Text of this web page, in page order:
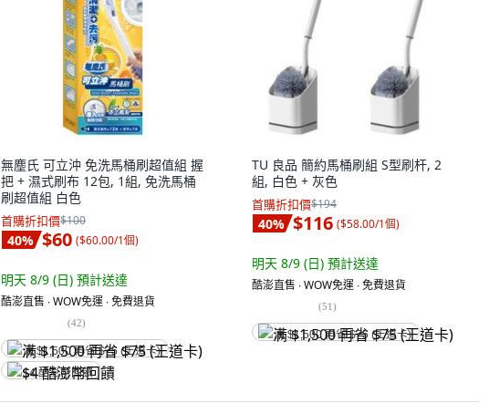
無塵氏 可立沖 免洗馬桶刷超值組 握
把 + 濕式刷布 12包, 1組, 免洗馬桶
刷超值組 白色
首購折扣價$100
40% $60 ($60.00/1個)
明天 8/9 (日) 預計送達
酷澎直售 ∙ WOW免運 ∙ 免費退貨
(42)
满 $1,500 再省 $75 (王道卡)
$4 酷澎幣回饋
TU 良品 簡約馬桶刷組 S型刷杆, 2
組, 白色 + 灰色
首購折扣價$194
40% $116 ($58.00/1個)
明天 8/9 (日) 預計送達
酷澎直售 ∙ WOW免運 ∙ 免費退貨
(51)
满 $1,500 再省 $75 (王道卡)